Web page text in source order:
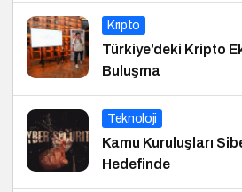
Kripto
Türkiye’deki Kripto
Buluşma
Teknoloji
Kamu Kuruluşları
Hedefinde